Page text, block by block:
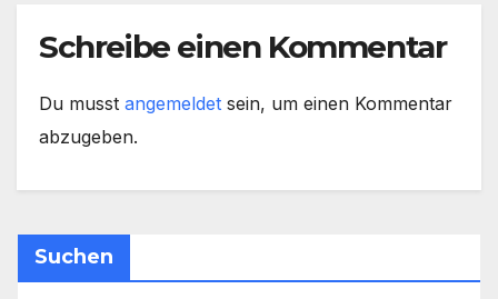
Schreibe einen Kommentar
Du musst angemeldet sein, um einen Kommentar
abzugeben.
Suchen